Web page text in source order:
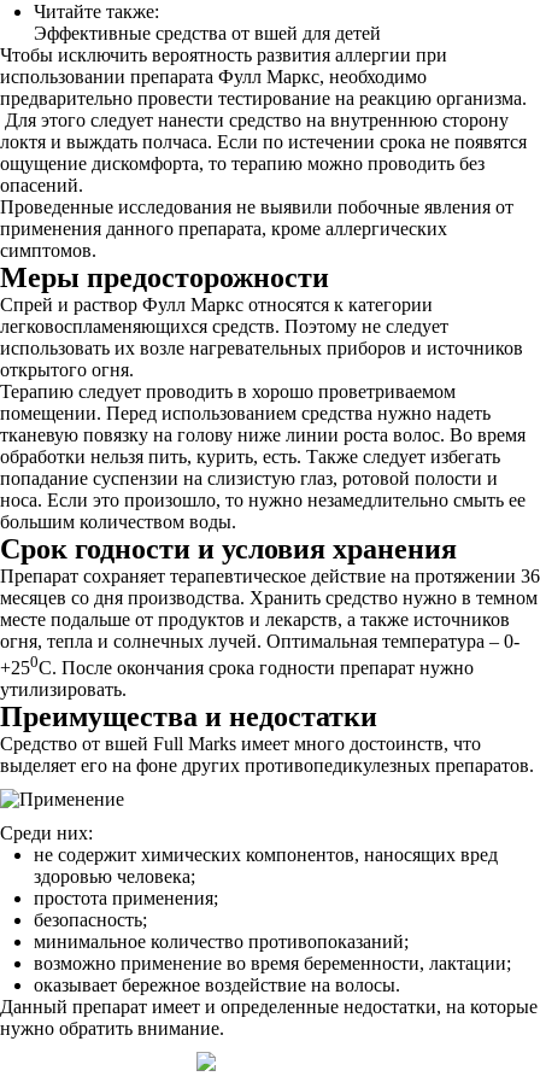
Читайте также:
Эффективные средства от вшей для детей
Чтобы исключить вероятность развития аллергии при
использовании препарата Фулл Маркс, необходимо
предварительно провести тестирование на реакцию организма.
Для этого следует нанести средство на внутреннюю сторону
локтя и выждать полчаса. Если по истечении срока не появятся
ощущение дискомфорта, то терапию можно проводить без
опасений.
Проведенные исследования не выявили побочные явления от
применения данного препарата, кроме аллергических
симптомов.
Меры предосторожности
Спрей и раствор Фулл Маркс относятся к категории
легковоспламеняющихся средств. Поэтому не следует
использовать их возле нагревательных приборов и источников
открытого огня.
Терапию следует проводить в хорошо проветриваемом
помещении. Перед использованием средства нужно надеть
тканевую повязку на голову ниже линии роста волос. Во время
обработки нельзя пить, курить, есть. Также следует избегать
попадание суспензии на слизистую глаз, ротовой полости и
носа. Если это произошло, то нужно незамедлительно смыть ее
большим количеством воды.
Срок годности и условия хранения
Препарат сохраняет терапевтическое действие на протяжении 36
месяцев со дня производства. Хранить средство нужно в темном
месте подальше от продуктов и лекарств, а также источников
огня, тепла и солнечных лучей. Оптимальная температура – 0-
+250С. После окончания срока годности препарат нужно
утилизировать.
Преимущества и недостатки
Средство от вшей Full Marks имеет много достоинств, что
выделяет его на фоне других противопедикулезных препаратов.
Среди них:
не содержит химических компонентов, наносящих вред
здоровью человека;
простота применения;
безопасность;
минимальное количество противопоказаний;
возможно применение во время беременности, лактации;
оказывает бережное воздействие на волосы.
Данный препарат имеет и определенные недостатки, на которые
нужно обратить внимание.